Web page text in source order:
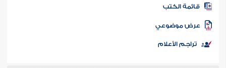
المكتبة
الكتب
موضوعي